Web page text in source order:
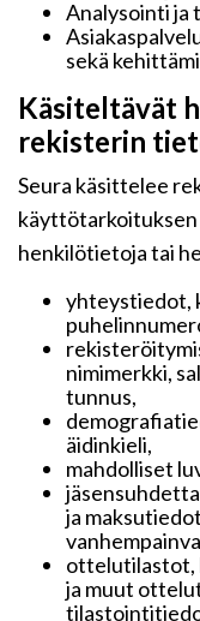
Analysointi ja
sekä
Käsiteltävät
rekisterin
Seura käsittelee
henkilötietoja tai
yhteystiedot,
nimimerkki,
tunnus,
äidinkieli,
mahdolliset
ja
ottelutilastot,
ja muut